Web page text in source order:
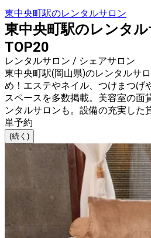
東中央町駅のレンタルサロン
東中央町駅のレンタ
TOP20
レンタルサロン / シェアサロン
東中央町駅(岡山県)のレンタルサ
め！エステやネイル、つけまつげ
スペースを多数掲載。美容室の面
ンタルサロンも。設備の充実した
単予約
(続く)